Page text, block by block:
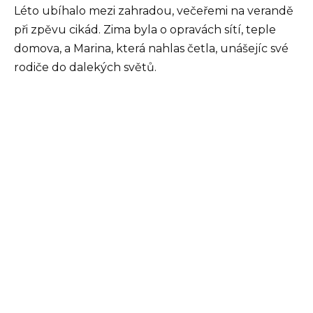
Léto ubíhalo mezi zahradou, večeřemi na verandě
při zpěvu cikád. Zima byla o opravách sítí, teple
domova, a Marina, která nahlas četla, unášejíc své
rodiče do dalekých světů.